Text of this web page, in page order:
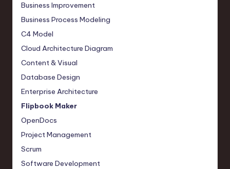
Business Improvement
Business Process Modeling
C4 Model
Cloud Architecture Diagram
Content & Visual
Database Design
Enterprise Architecture
Flipbook Maker
OpenDocs
Project Management
Scrum
Software Development